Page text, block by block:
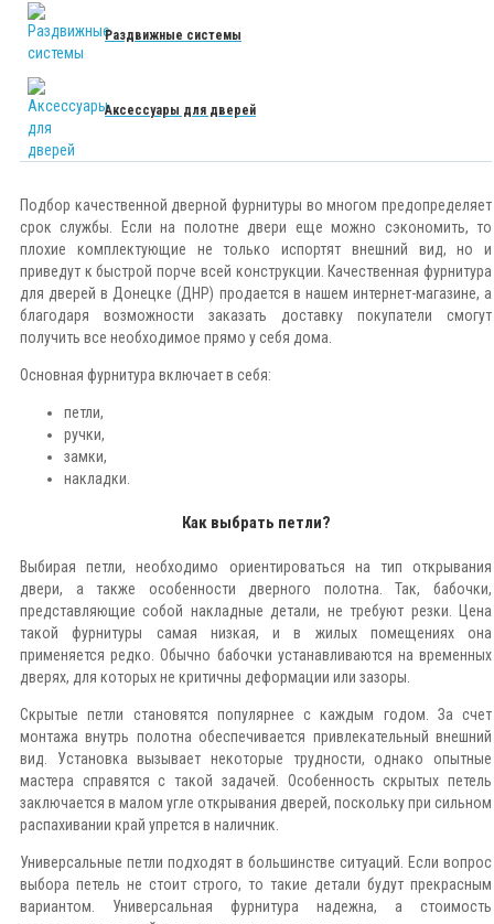
Раздвижные системы
Аксессуары для дверей
Подбор качественной дверной фурнитуры во многом предопределяет
срок службы. Если на полотне двери еще можно сэкономить, то
плохие комплектующие не только испортят внешний вид, но и
приведут к быстрой порче всей конструкции. Качественная фурнитура
для дверей в Донецке (ДНР) продается в нашем интернет-магазине, а
благодаря возможности заказать доставку покупатели смогут
получить все необходимое прямо у себя дома.
Основная фурнитура включает в себя:
петли,
ручки,
замки,
накладки.
Как выбрать петли?
Выбирая петли, необходимо ориентироваться на тип открывания
двери, а также особенности дверного полотна. Так, бабочки,
представляющие собой накладные детали, не требуют резки. Цена
такой фурнитуры самая низкая, и в жилых помещениях она
применяется редко. Обычно бабочки устанавливаются на временных
дверях, для которых не критичны деформации или зазоры.
Скрытые петли становятся популярнее с каждым годом. За счет
монтажа внутрь полотна обеспечивается привлекательный внешний
вид. Установка вызывает некоторые трудности, однако опытные
мастера справятся с такой задачей. Особенность скрытых петель
заключается в малом угле открывания дверей, поскольку при сильном
распахивании край упрется в наличник.
Универсальные петли подходят в большинстве ситуаций. Если вопрос
выбора петель не стоит строго, то такие детали будут прекрасным
вариантом. Универсальная фурнитура надежна, а стоимость